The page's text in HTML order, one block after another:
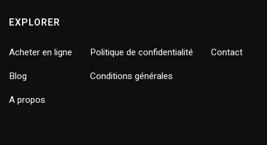
EXPLORER
Acheter en ligne
Blog
A propos
Politique de confidentialité
Conditions générales
Contact